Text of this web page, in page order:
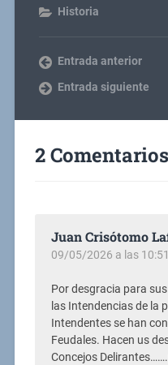
Historia
Entrada anterior
Entrada siguiente
2 Comentarios
Juan Crisótomo
09/05/2026 a las
Por desgracia para
las Intendencias de la
Intendentes se han
Feudales. Hacen us
Concejos